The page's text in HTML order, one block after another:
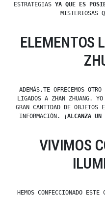
ESTRATEGIAS YA QUE ES
MISTERIOSAS
ELEMENTOS
ADEMÁS,TE OFRECEMOS
LIGADOS A ZHAN ZHUANG. YO
GRAN CANTIDAD DE OBJETOS
INFORMACIÓN.
¡ALCANZA
VIVIMOS
HEMOS CONFECCIONADO ESTE